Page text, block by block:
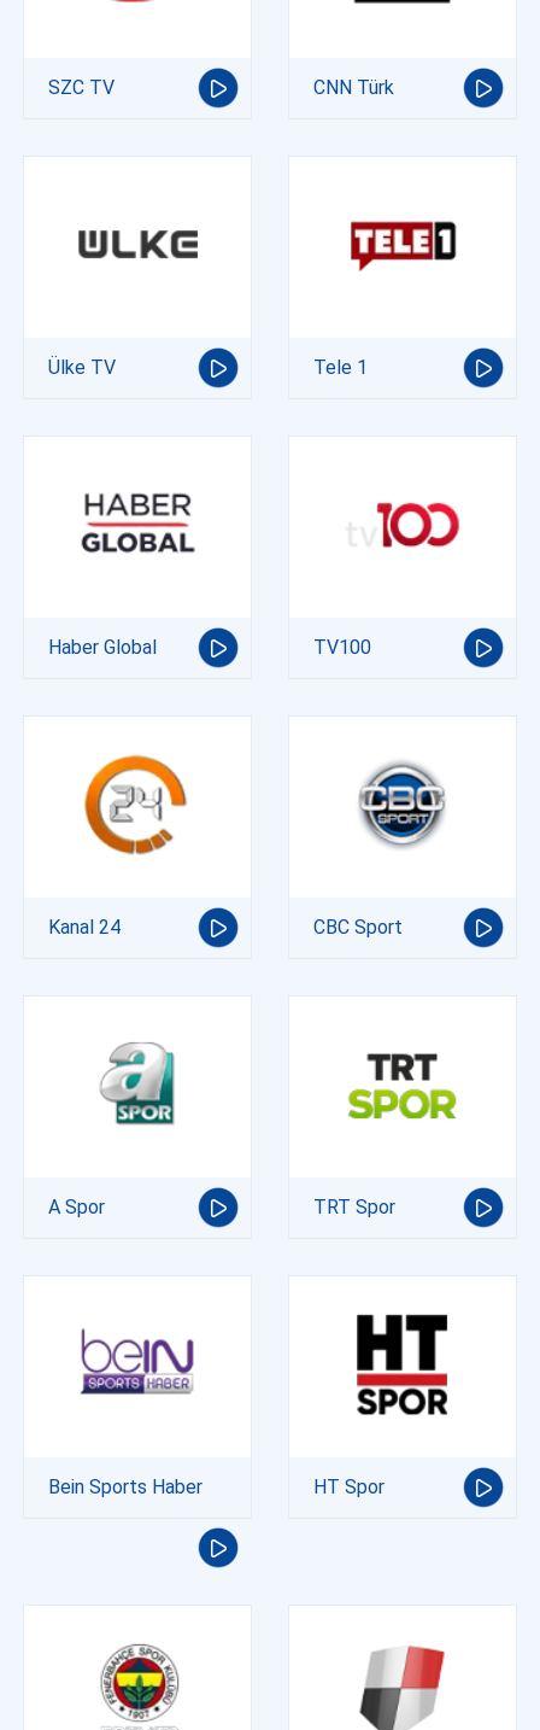
SZC TV CNN Türk
Ülke TV Tele 1
Haber Global TV100
Kanal 24 CBC Sport
A Spor TRT Spor
Bein Sports Haber HT Spor